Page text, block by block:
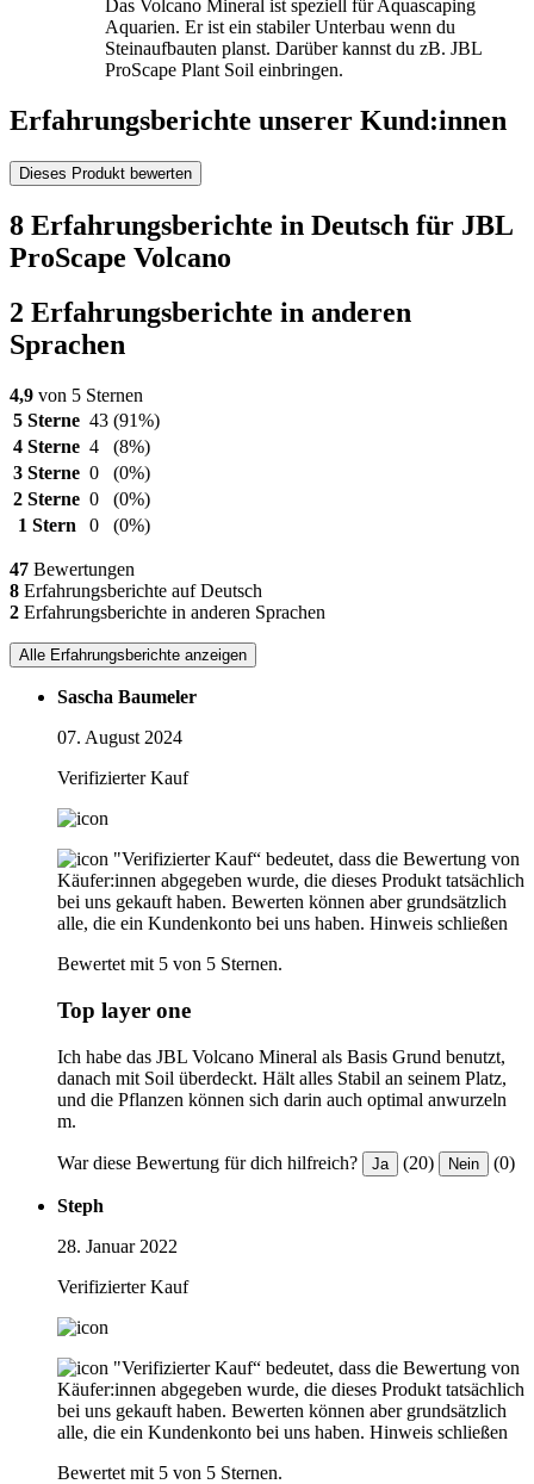
Das Volcano Mineral ist speziell für Aquascaping
Aquarien. Er ist ein stabiler Unterbau wenn du
Steinaufbauten planst. Darüber kannst du zB. JBL
ProScape Plant Soil einbringen.
Erfahrungsberichte unserer Kund:innen
Dieses Produkt bewerten
8 Erfahrungsberichte in Deutsch für JBL
ProScape Volcano
2 Erfahrungsberichte in anderen
Sprachen
4,9 von 5 Sternen
5 Sterne 43 (91%)
4 Sterne 4
(8%)
3 Sterne 0
(0%)
2 Sterne 0
(0%)
1 Stern
0 (0%)
47 Bewertungen
8 Erfahrungsberichte auf Deutsch
2 Erfahrungsberichte in anderen Sprachen
Alle Erfahrungsberichte anzeigen
Sascha Baumeler
07. August 2024
Verifizierter Kauf
"Verifizierter Kauf“ bedeutet, dass die Bewertung von
Käufer:innen abgegeben wurde, die dieses Produkt tatsächlich
bei uns gekauft haben. Bewerten können aber grundsätzlich
alle, die ein Kundenkonto bei uns haben. Hinweis schließen
Bewertet mit 5 von 5 Sternen.
Top layer one
Ich habe das JBL Volcano Mineral als Basis Grund benutzt,
danach mit Soil überdeckt. Hält alles Stabil an seinem Platz,
und die Pflanzen können sich darin auch optimal anwurzeln
m.
War diese Bewertung für dich hilfreich? Ja (20) Nein (0)
Steph
28. Januar 2022
Verifizierter Kauf
"Verifizierter Kauf“ bedeutet, dass die Bewertung von
Käufer:innen abgegeben wurde, die dieses Produkt tatsächlich
bei uns gekauft haben. Bewerten können aber grundsätzlich
alle, die ein Kundenkonto bei uns haben. Hinweis schließen
Bewertet mit 5 von 5 Sternen.